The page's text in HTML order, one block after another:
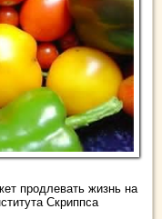
продлевать жизнь на
Скриппса